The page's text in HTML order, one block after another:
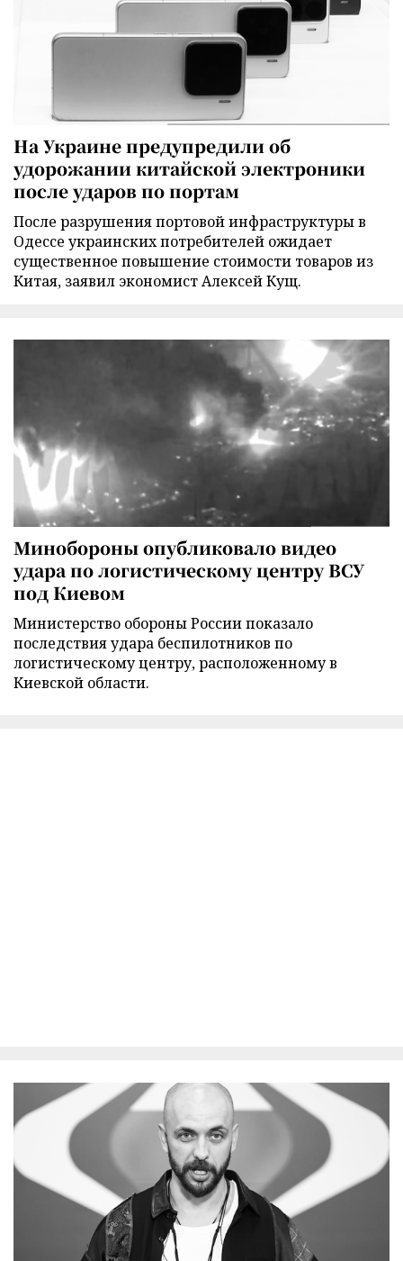
На Украине предупредили об
удорожании китайской электроники
после ударов по портам
После разрушения портовой инфраструктуры в
Одессе украинских потребителей ожидает
существенное повышение стоимости товаров из
Китая, заявил экономист Алексей Кущ.
Минобороны опубликовало видео
удара по логистическому центру ВСУ
под Киевом
Министерство обороны России показало
последствия удара беспилотников по
логистическому центру, расположенному в
Киевской области.